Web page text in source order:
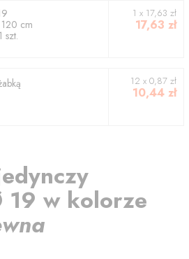
120 cm
1 szt.
1 x 17,63 zł
17,63 zł
12 x 0,87 zł
10,44 zł
19 w kolorze